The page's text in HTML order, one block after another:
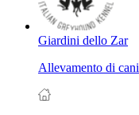
Giardini dello Zar
Allevamento di cani